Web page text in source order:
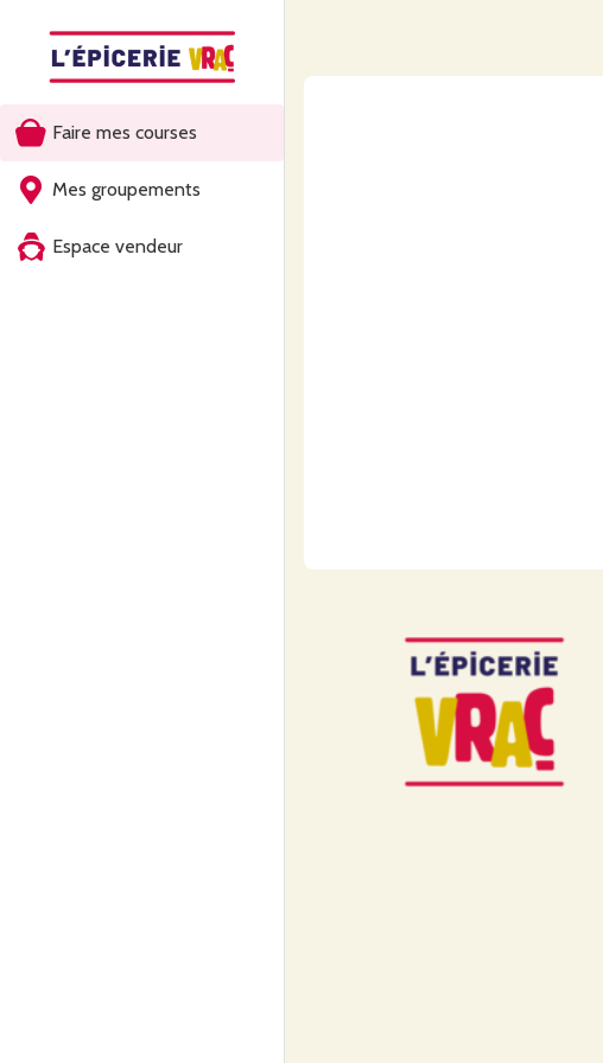
Faire mes courses
Mes groupements
Espace vendeur